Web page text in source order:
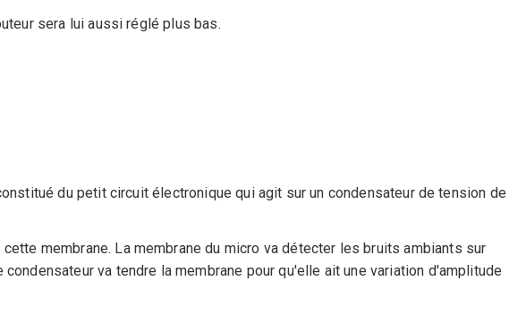
sera lui aussi réglé plus bas.
du petit circuit électronique qui agit sur un condensateur de tension de
membrane. La membrane du micro va détecter les bruits ambiants sur
va tendre la membrane pour qu'elle ait une variation d'amplitude